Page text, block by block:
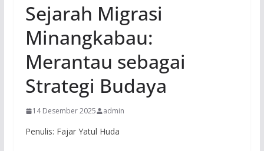
Sejarah Migrasi
Minangkabau:
Merantau sebagai
Strategi Budaya
14 Desember 2025 admin
Penulis: Fajar Yatul Huda